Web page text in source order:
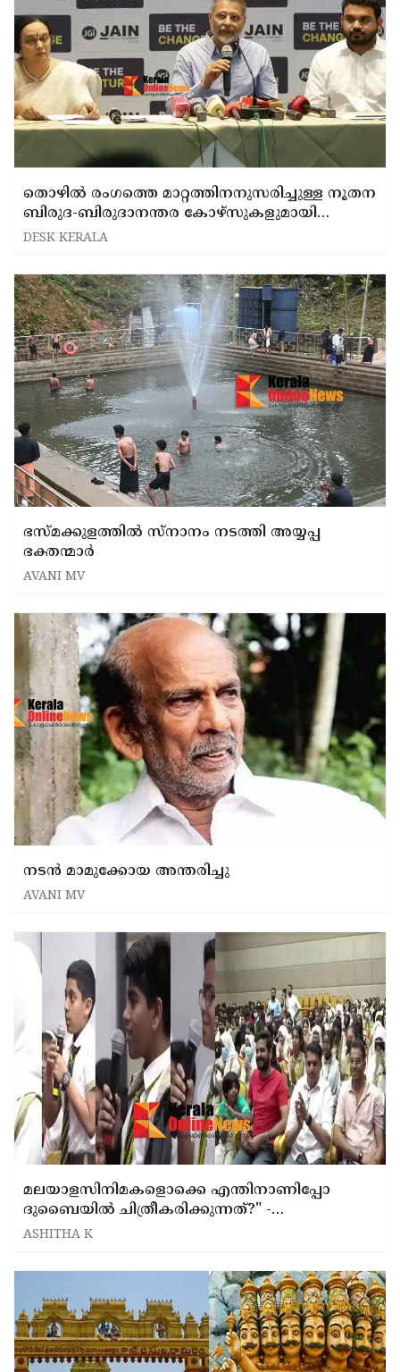
തൊഴില്‍ രംഗത്തെ മാറ്റത്തിനനുസരിച്ചുള്ള നൂതന
ബിരുദ-ബിരുദാനന്തര കോഴ്സുകളുമായി
ജെയിന്‍ യൂണിവേഴ്സിറ്റി
DESK KERALA
ഭസ്മക്കുളത്തിൽ സ്നാനം നടത്തി അയ്യപ്പ
ഭക്തന്മാർ
AVANI MV
നടന്‍ മാമുക്കോയ അന്തരിച്ചു
AVANI MV
മലയാളസിനിമകളൊക്കെ എന്തിനാണിപ്പോ
ദുബൈയിൽ ചിത്രീകരിക്കുന്നത്?" -
സംവിധായകനോട് ഗൾഫിലെ വിദ്യാർഥികൾ
ASHITHA K